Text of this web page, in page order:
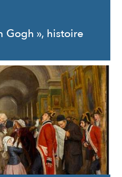
Gogh », histoire